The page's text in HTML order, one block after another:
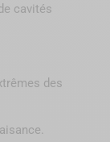
cavités
des